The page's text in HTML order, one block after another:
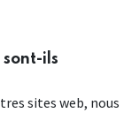
sont-ils
sites web, nous